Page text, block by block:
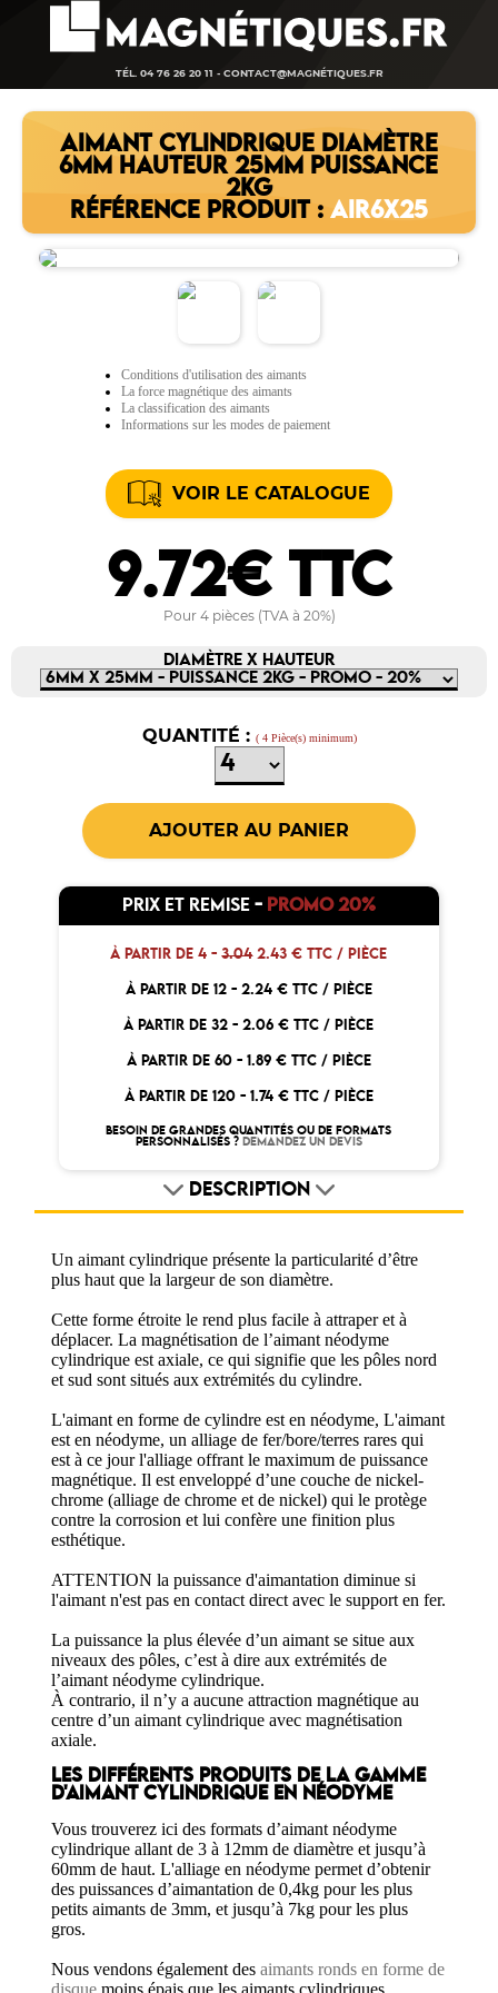
TÉL. 04 76 26 20 11 - CONTACT@MAGNÉTIQUES.FR
AIMANT CYLINDRIQUE DIAMÈTRE
6MM HAUTEUR 25MM PUISSANCE
2KG
RÉFÉRENCE PRODUIT : AIR6X25
Conditions d'utilisation des aimants
La force magnétique des aimants
La classification des aimants
Informations sur les modes de paiement
VOIR LE CATALOGUE
9.72€ TTC
Pour 4 pièces (TVA à 20%)
DIAMÈTRE X HAUTEUR
QUANTITÉ : ( 4 Pièce(s) minimum)
PRIX ET REMISE - PROMO 20%
À PARTIR DE 4 -3.04 2.43 € TTC / PIÈCE
À PARTIR DE 12 - 2.24 € TTC / PIÈCE
À PARTIR DE 32 - 2.06 € TTC / PIÈCE
À PARTIR DE 60 - 1.89 € TTC / PIÈCE
À PARTIR DE 120 - 1.74 € TTC / PIÈCE
BESOIN DE GRANDES QUANTITÉS OU DE FORMATS
PERSONNALISÉS ? DEMANDEZ UN DEVIS
DESCRIPTION
Un aimant cylindrique présente la particularité d’être
plus haut que la largeur de son diamètre.
Cette forme étroite le rend plus facile à attraper et à
déplacer. La magnétisation de l’aimant néodyme
cylindrique est axiale, ce qui signifie que les pôles nord
et sud sont situés aux extrémités du cylindre.
L'aimant en forme de cylindre est en néodyme, L'aimant
est en néodyme, un alliage de fer/bore/terres rares qui
est à ce jour l'alliage offrant le maximum de puissance
magnétique. Il est enveloppé d’une couche de nickel-
chrome (alliage de chrome et de nickel) qui le protège
contre la corrosion et lui confère une finition plus
esthétique.
ATTENTION la puissance d'aimantation diminue si
l'aimant n'est pas en contact direct avec le support en fer.
La puissance la plus élevée d’un aimant se situe aux
niveaux des pôles, c’est à dire aux extrémités de
l’aimant néodyme cylindrique.
À contrario, il n’y a aucune attraction magnétique au
centre d’un aimant cylindrique avec magnétisation
axiale.
LES DIFFÉRENTS PRODUITS DE LA GAMME
D'AIMANT CYLINDRIQUE EN NÉODYME
Vous trouverez ici des formats d’aimant néodyme
cylindrique allant de 3 à 12mm de diamètre et jusqu’à
60mm de haut. L'alliage en néodyme permet d’obtenir
des puissances d’aimantation de 0,4kg pour les plus
petits aimants de 3mm, et jusqu’à 7kg pour les plus
gros.
Nous vendons également desaimants ronds en forme de
disque moins épais que les aimants cylindriques.